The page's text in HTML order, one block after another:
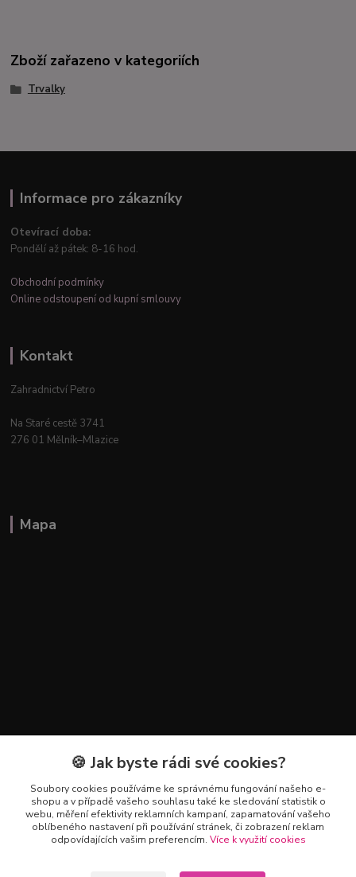
Zboží zařazeno v kategoriích
Trvalky
Informace pro zákazníky
Otevírací doba:
Pondělí až pátek: 8-16 hod.
Obchodní podmínky
Online odstoupení od kupní smlouvy
Kontakt
Zahradnictví Petro
Na Staré cestě 3741
276 01 Mělník–Mlazice
Mapa
Kontakty
+420 602 223 614
info@zahradnictvipetro.cz
🍪 Jak byste rádi své cookies?
Soubory cookies používáme ke správnému fungování našeho e-
shopu a v případě vašeho souhlasu také ke sledování statistik o
webu, měření efektivity reklamních kampaní, zapamatování vašeho
oblíbeného nastavení při používání stránek, či zobrazení reklam
odpovídajících vašim preferencím. Více k využití cookies